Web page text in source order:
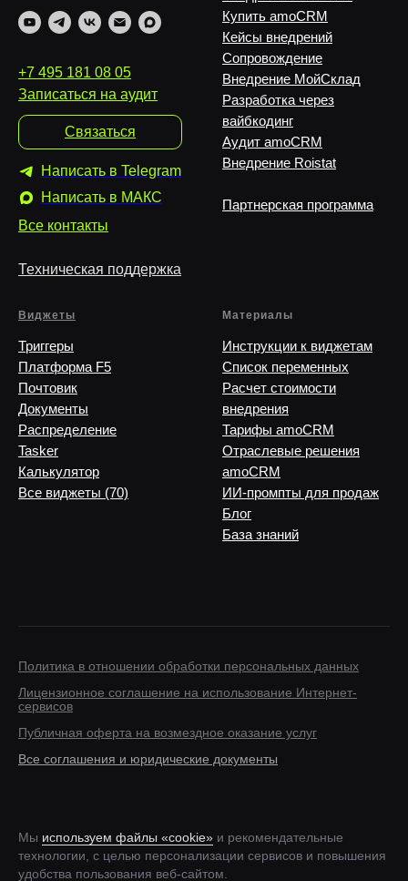
+7 495 181 08 05
Записаться на аудит
Связаться
Написать в Telegram
Написать в MAКС
Все контакты
Техническая поддержка
Купить amoCRM
Кейсы внедрений
Сопровождение
Внедрение МойСклад
Разработка через
вайбкодинг
Аудит amoCRM
Внедрение Roistat
Партнерская программа
Виджеты
Триггеры
Платформа F5
Почтовик
Документы
Распределение
Tasker
Калькулятор
Все виджеты (70)
Материалы
Инструкции к виджетам
Список переменных
Расчет стоимости
внедрения
Тарифы amoCRM
Отраслевые решения
amoCRM
ИИ-промпты для продаж
Блог
База знаний
Политика в отношении обработки персональных данных
Лицензионное соглашение на использование Интернет-
сервисов
Публичная оферта на возмездное оказание услуг
Все соглашения и юридические документы
Мы используем файлы «cookie» и рекомендательные
технологии, с целью персонализации сервисов и повышения
удобства пользования веб-сайтом.